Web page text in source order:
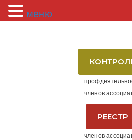
членов
РЕЕСТР
членов
меню